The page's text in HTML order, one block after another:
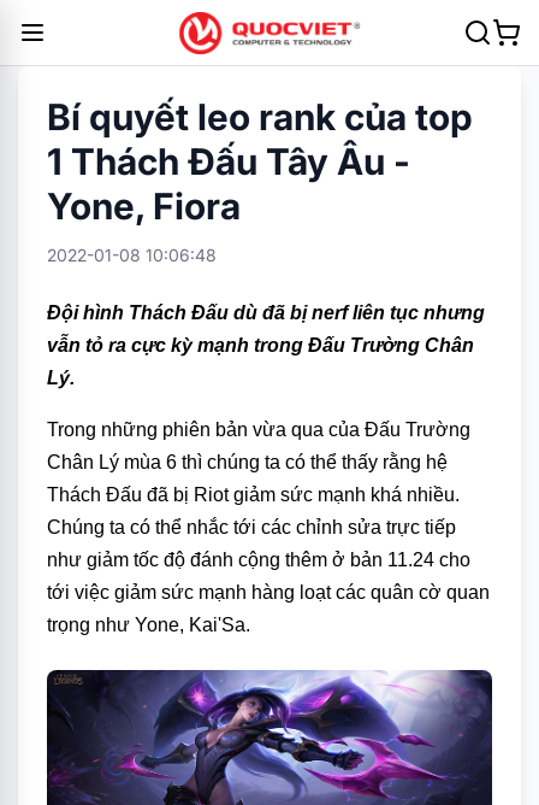
Bí quyết leo rank của top
1 Thách Đấu Tây Âu -
Yone, Fiora
2022-01-08 10:06:48
Đội hình Thách Đấu dù đã bị nerf liên tục nhưng
vẫn tỏ ra cực kỳ mạnh trong Đấu Trường Chân
Lý.
Trong những phiên bản vừa qua của Đấu Trường
Chân Lý mùa 6 thì chúng ta có thể thấy rằng hệ
Thách Đấu đã bị Riot giảm sức mạnh khá nhiều.
Chúng ta có thể nhắc tới các chỉnh sửa trực tiếp
như giảm tốc độ đánh cộng thêm ở bản 11.24 cho
tới việc giảm sức mạnh hàng loạt các quân cờ quan
trọng như Yone, Kai'Sa.